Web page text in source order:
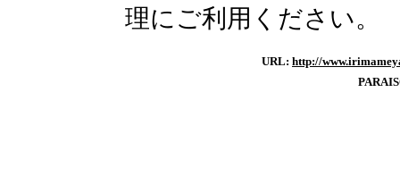
理にご利用ください。
URL: http://